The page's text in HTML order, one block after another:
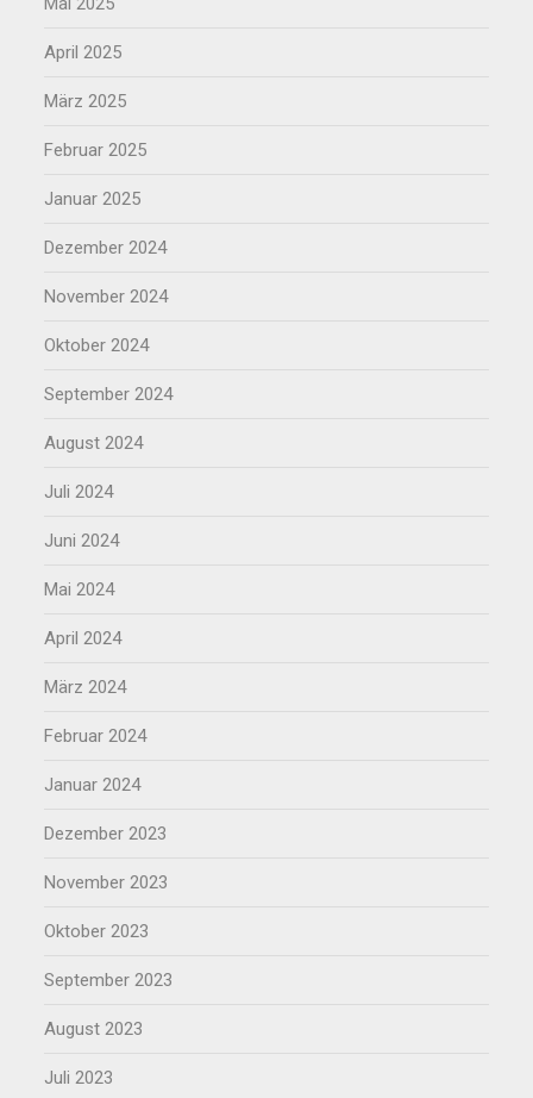
April 2025
März 2025
Februar 2025
Januar 2025
Dezember 2024
November 2024
Oktober 2024
September 2024
August 2024
Juli 2024
Juni 2024
Mai 2024
April 2024
März 2024
Februar 2024
Januar 2024
Dezember 2023
November 2023
Oktober 2023
September 2023
August 2023
Juli 2023